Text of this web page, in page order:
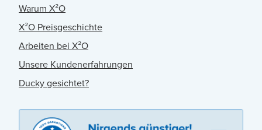
Warum X²O
X²O Preisgeschichte
Arbeiten bei X²O
Unsere Kundenerfahrungen
Ducky gesichtet?